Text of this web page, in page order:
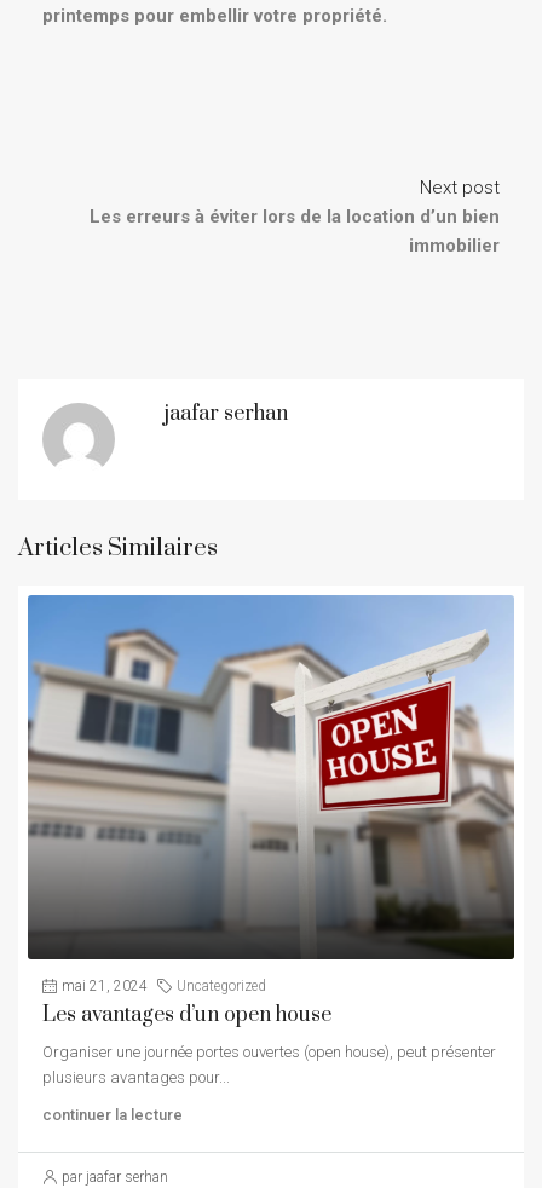
printemps pour embellir votre propriété.
Next post
Les erreurs à éviter lors de la location d’un bien
immobilier
jaafar serhan
Articles Similaires
mai 21, 2024 Uncategorized
Les avantages d’un open house
Organiser une journée portes ouvertes (open house), peut présenter
plusieurs avantages pour...
continuer la lecture
par jaafar serhan